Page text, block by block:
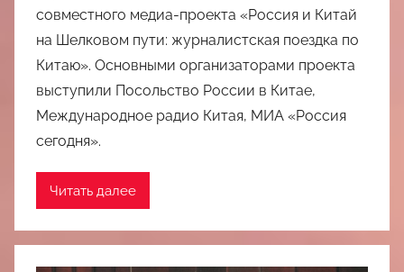
совместного медиа-проекта «Россия и Китай
на Шелковом пути: журналистская поездка по
Китаю». Основными организаторами проекта
выступили Посольство России в Китае,
Международное радио Китая, МИА «Россия
сегодня».
Читать далее